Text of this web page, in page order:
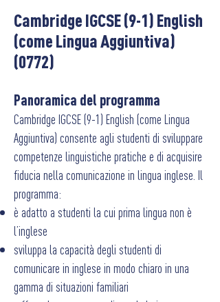
Cambridge IGCSE (9-1) English
(come Lingua Aggiuntiva)
(0772)
Panoramica del programma
Cambridge IGCSE (9-1) English (come Lingua
Aggiuntiva) consente agli studenti di sviluppare
competenze linguistiche pratiche e di acquisire
fiducia nella comunicazione in lingua inglese. Il
programma:
è adatto a studenti la cui prima lingua non è
l’inglese
sviluppa la capacità degli studenti di
comunicare in inglese in modo chiaro in una
gamma di situazioni familiari